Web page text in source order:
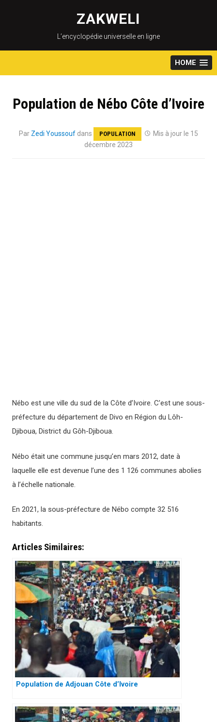
content
ZAKWELI
L’encyclopédie universelle en ligne
HOME
Population de Nébo Côte d’Ivoire
Par Zedi Youssouf dans POPULATION
Mis à jour le 15
décembre 2023
Nébo est une ville du sud de la Côte d’Ivoire. C’est une sous-
préfecture du département de Divo en Région du Lôh-
Djiboua, District du Gôh-Djiboua.
Nébo était une commune jusqu’en mars 2012, date à
laquelle elle est devenue l’une des 1 126 communes abolies
à l’échelle nationale.
En 2021, la sous-préfecture de Nébo compte 32 516
habitants.
Articles Similaires:
Population de Adjouan Côte d’Ivoire